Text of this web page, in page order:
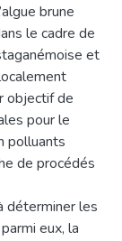
brune
le cadre de
et
objectif de
pour le
polluants
de procédés
déterminer les
eux, la